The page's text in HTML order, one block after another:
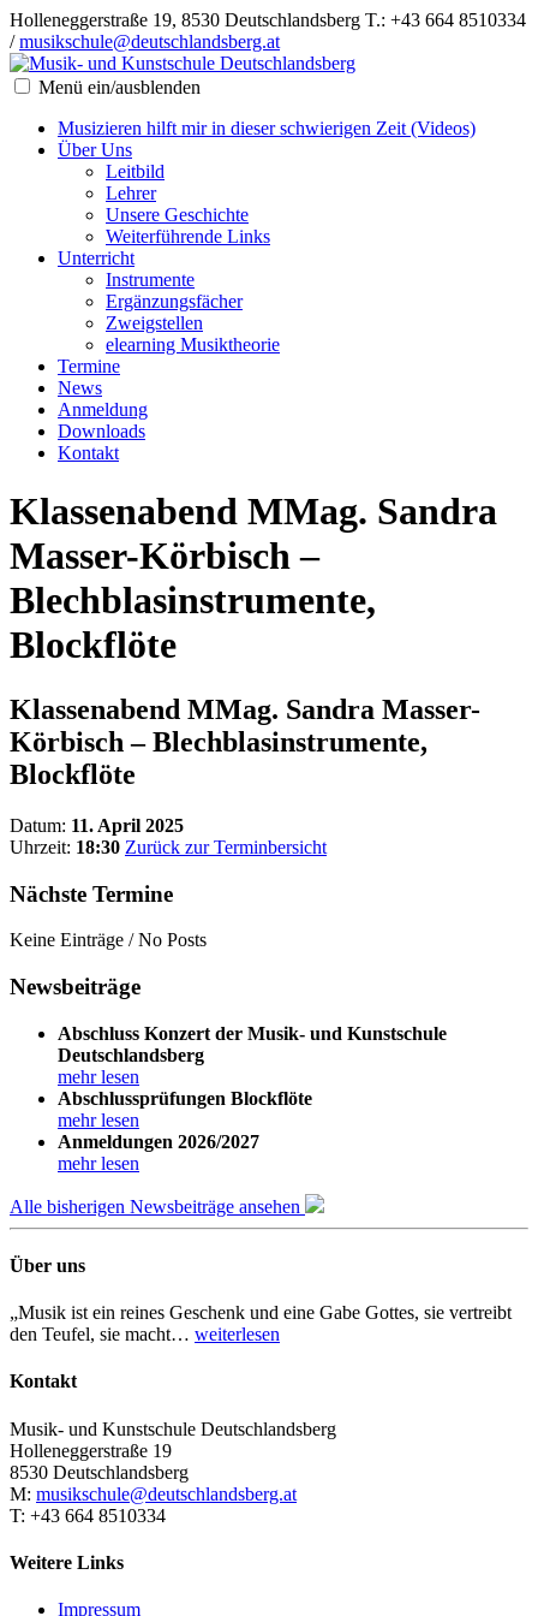
Holleneggerstraße 19, 8530 Deutschlandsberg T.: +43 664 8510334
/musikschule@deutschlandsberg.at
Menü ein/ausblenden
Musizieren hilft mir in dieser schwierigen Zeit (Videos)
Über Uns
Leitbild
Lehrer
Unsere Geschichte
Weiterführende Links
Unterricht
Instrumente
Ergänzungsfächer
Zweigstellen
elearning Musiktheorie
Termine
News
Anmeldung
Downloads
Kontakt
Klassenabend MMag. Sandra
Masser-Körbisch –
Blechblasinstrumente,
Blockflöte
Klassenabend MMag. Sandra Masser-
Körbisch – Blechblasinstrumente,
Blockflöte
Datum: 11. April 2025
Uhrzeit: 18:30 Zurück zur Terminbersicht
Nächste Termine
Keine Einträge / No Posts
Newsbeiträge
Abschluss Konzert der Musik- und Kunstschule
Deutschlandsberg
mehr lesen
Abschlussprüfungen Blockflöte
mehr lesen
Anmeldungen 2026/2027
mehr lesen
Alle bisherigen Newsbeiträge ansehen
Über uns
„Musik ist ein reines Geschenk und eine Gabe Gottes, sie vertreibt
den Teufel, sie macht… weiterlesen
Kontakt
Musik- und Kunstschule Deutschlandsberg
Holleneggerstraße 19
8530 Deutschlandsberg
M: musikschule@deutschlandsberg.at
T: +43 664 8510334
Weitere Links
Impressum